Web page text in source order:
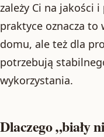
zależy Ci na jakości
praktyce oznacza
domu, ale też dla
potrzebują
wykorzystania.
Dlaczego „biały